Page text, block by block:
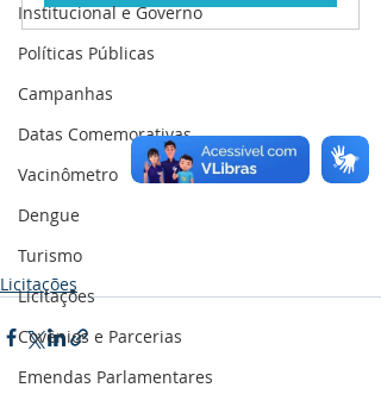
Institucional e Governo
Políticas Públicas
Campanhas
Datas Comemorativas
Vacinômetro
Dengue
Turismo
Licitações
Covênios e Parcerias
Emendas Parlamentares
Licitações